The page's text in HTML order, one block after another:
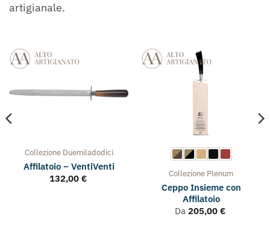
artigianale.
Collezione Duemiladodici
Affilatoio – VentiVenti
132,00 € Collezione Plenum
Ceppo Insieme con
Affilatoio
Da 205,00 €